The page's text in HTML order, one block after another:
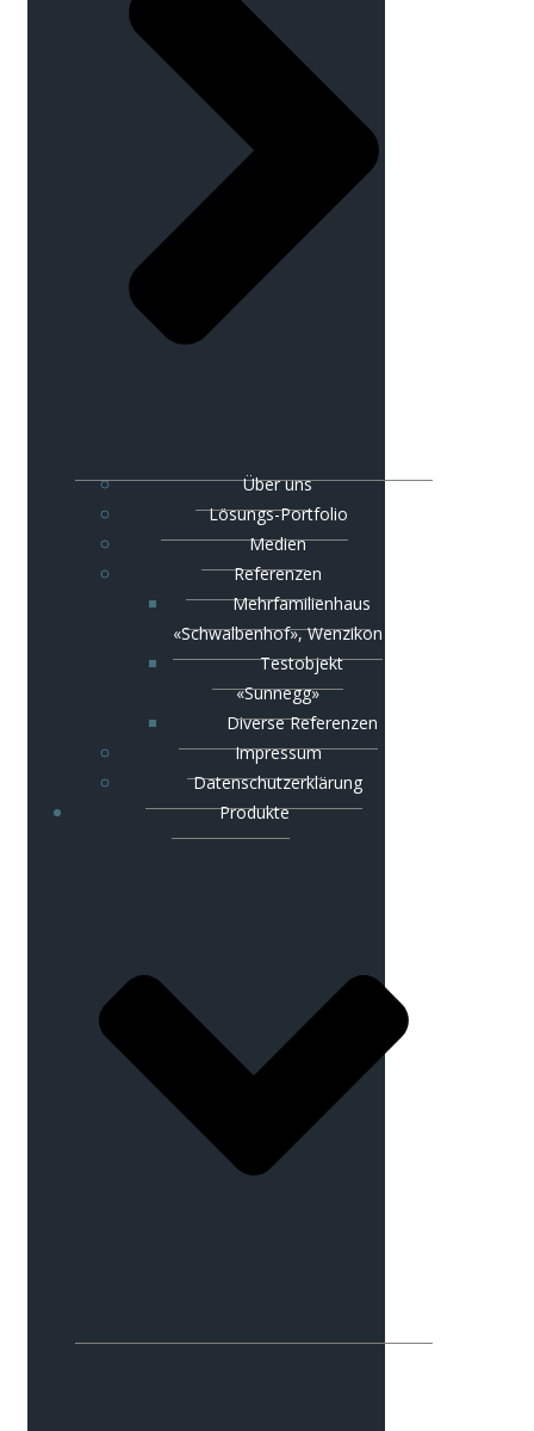
Über uns
Lösungs-Portfolio
Medien
Referenzen
Mehrfamilienhaus
«Schwalbenhof», Wenzikon
Testobjekt
«Sunnegg»
Diverse Referenzen
Impressum
Datenschutzerklärung
Produkte